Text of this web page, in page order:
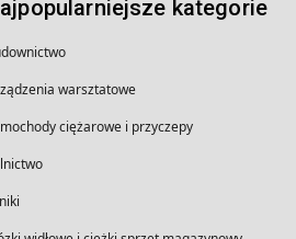
kategorie
warsztatowe
ciężarowe i przyczepy